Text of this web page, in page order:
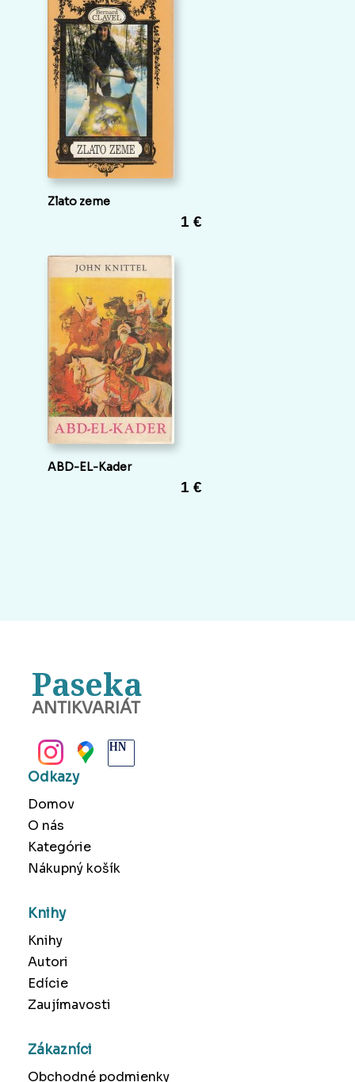
Zlato zeme
1 €
ABD-EL-Kader
1 €
Paseka
ANTIKVARIÁT
Odkazy
Domov
O nás
Kategórie
Nákupný košík
Knihy
Knihy
Autori
Edície
Zaujímavosti
Zákazníci
Obchodné podmienky